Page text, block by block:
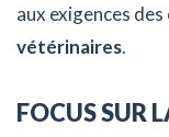
aux exigences
vétérinaires.
FOCUS SUR